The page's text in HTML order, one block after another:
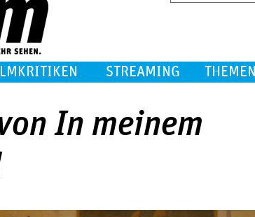
STREAMING THEMEN
In meinem